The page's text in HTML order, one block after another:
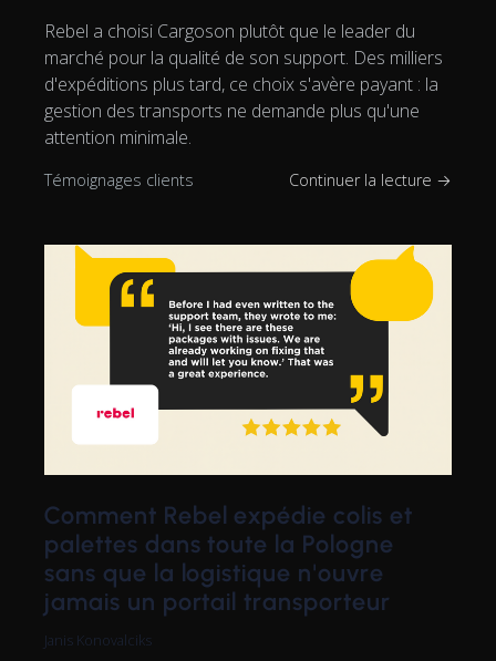
Rebel a choisi Cargoson plutôt que le leader du
marché pour la qualité de son support. Des milliers
d'expéditions plus tard, ce choix s'avère payant : la
gestion des transports ne demande plus qu'une
attention minimale.
Témoignages clients Continuer la lecture →
Comment Rebel expédie colis et
palettes dans toute la Pologne
sans que la logistique n'ouvre
jamais un portail transporteur
Janis Konovalciks